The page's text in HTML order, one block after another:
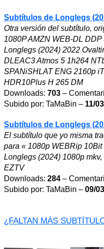
Subtítulos de Longlegs
Otra versión del subtítulo,
1080P AMZN WEB-DL DDP
Longlegs (2024) 2022
DLEAC3 Atmos 5 1h264
SPANiSHLAT ENG 2160p
HDR10Plus H 265 DM
Downloads: 703 –
Subido por: TaMaBin – 11/
Subtítulos de Longlegs
El subtítulo que yo misma
para « 1080p WEBRip
Longlegs (2024) 1080p
EZTV
Downloads: 284 –
Subido por: TaMaBin – 09/
¿FALTAN MÁS